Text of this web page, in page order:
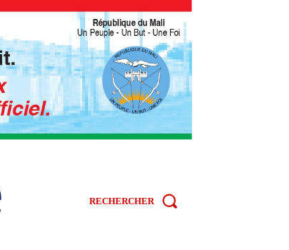
RECHERCHER